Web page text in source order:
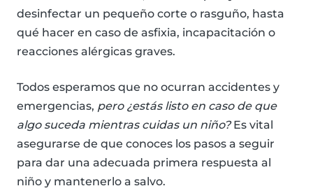
desinfectar un pequeño corte o rasguño, hasta
qué hacer en caso de asfixia, incapacitación o
reacciones alérgicas graves.
Todos esperamos que no ocurran accidentes y
emergencias, pero ¿estás listo en caso de que
algo suceda mientras cuidas un niño?Es vital
asegurarse de que conoces los pasos a seguir
para dar una adecuada primera respuesta al
niño y mantenerlo a salvo.